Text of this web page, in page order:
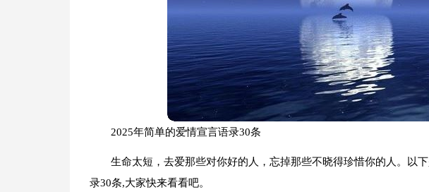
2025年简单的爱情宣言语录30条
生命太短，去爱那些对你好的人，忘掉那些不晓得珍惜你的人。以
录30条,大家快来看看吧。